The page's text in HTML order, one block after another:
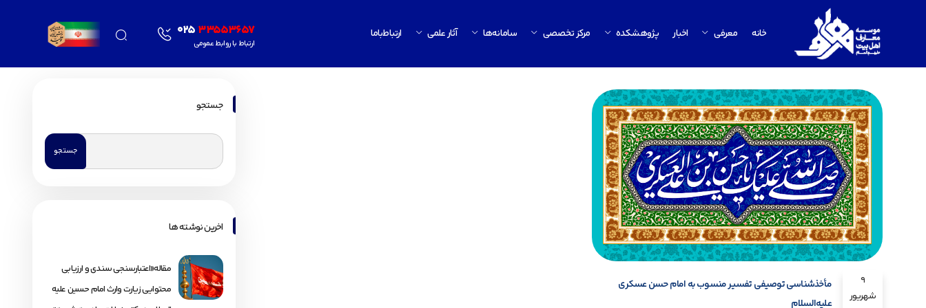
خانه معرفی اخبار پژوهشکده مرکز تخصصی سامانه‌ها آثار علمی ارتباط‌باما 02533553657
ارتباط با روابط عمومی
9
شهریور
مأخذشناسی توصیفی تفسیر منسوب به امام حسن عسکری
علیه‌السلام
جستجو
اخرین نوشته ها
مقاله«اعتبارسنجی سندی و ارزیابی
محتوایی زیارت وارث امام حسین علیه